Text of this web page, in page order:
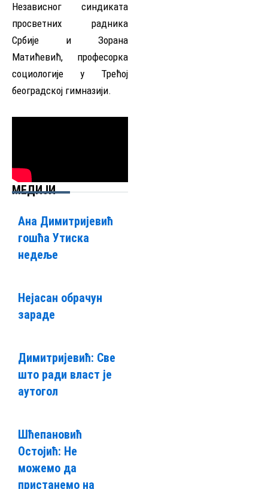
Независног синдиката
просветних радника
Србије и Зорана
Матићевић, професорка
социологије у Трећој
београдској гимназији.
МЕДИЈИ
Ана Димитријевић
гошћа Утиска
недеље
Нејасан обрачун
зараде
Димитријевић: Све
што ради власт је
аутогол
Шћепановић
Остојић: Не
можемо да
пристанемо на